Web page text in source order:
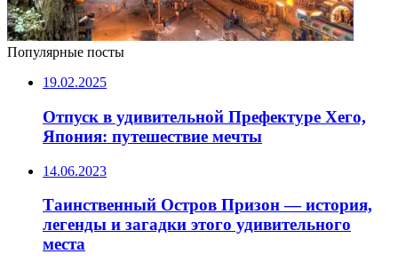
Популярные посты
19.02.2025
Отпуск в удивительной Префектуре Хего,
Япония: путешествие мечты
14.06.2023
Таинственный Остров Призон — история,
легенды и загадки этого удивительного
места